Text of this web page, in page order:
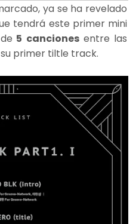
ya se ha revelado
tendrá este primer mini
5 cancionesentre las
su primer tiltle track.